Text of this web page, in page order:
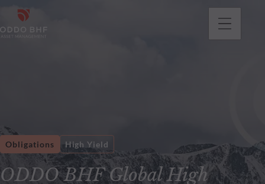
ODDO BHF Global High
Obligations High Yield